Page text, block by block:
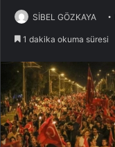
SİBEL GÖZKAYA
1 dakika okuma süresi